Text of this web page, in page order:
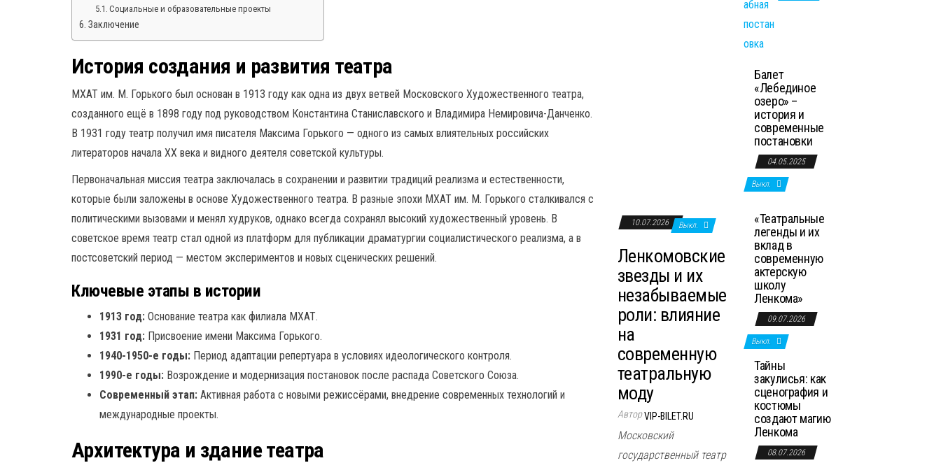
Социальные и образовательные проекты
Заключение
История создания и развития театра
МХАТ им. М. Горького был основан в 1913 году как одна из двух ветвей Московского Художественного театра,
созданного ещё в 1898 году под руководством Константина Станиславского и Владимира Немировича-Данченко.
В 1931 году театр получил имя писателя Максима Горького — одного из самых влиятельных российских
литераторов начала XX века и видного деятеля советской культуры.
Первоначальная миссия театра заключалась в сохранении и развитии традиций реализма и естественности,
которые были заложены в основе Художественного театра. В разные эпохи МХАТ им. М. Горького сталкивался с
политическими вызовами и менял худруков, однако всегда сохранял высокий художественный уровень. В
советское время театр стал одной из платформ для публикации драматургии социалистического реализма, а в
постсоветский период — местом экспериментов и новых сценических решений.
Ключевые этапы в истории
1913 год: Основание театра как филиала МХАТ.
1931 год: Присвоение имени Максима Горького.
1940-1950-е годы: Период адаптации репертуара в условиях идеологического контроля.
1990-е годы: Возрождение и модернизация постановок после распада Советского Союза.
Современный этап: Активная работа с новыми режиссёрами, внедрение современных технологий и
международные проекты.
Архитектура и здание театра
Балет
«Лебединое
озеро» –
история и
современные
постановки
04.05.2025
Выкл.
10.07.2026 Выкл.
Ленкомовские
звезды и их
незабываемые
роли: влияние
на
современную
театральную
моду
АвторVIP-BILET.RU
Московский
государственный театр
«Театральные
легенды и их
вклад в
современную
актерскую
школу
Ленкома»
09.07.2026
Выкл.
Тайны
закулисья: как
сценография и
костюмы
создают магию
Ленкома
08.07.2026